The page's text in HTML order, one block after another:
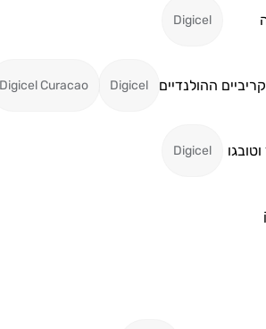
Digicel
ההולנדיים Digicel
Digicel Curacao
Digicel